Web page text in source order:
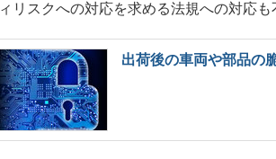
ィリスクへの対応を求める法規への対応も
出荷後の車両や部品の